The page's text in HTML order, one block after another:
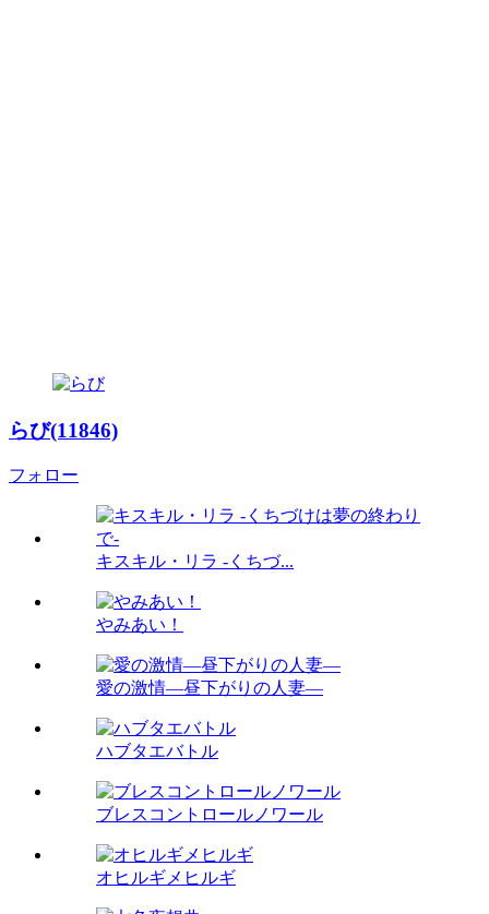
らび(11846)
フォロー
キスキル・リラ -くちづ...
やみあい！
愛の激情―昼下がりの人妻―
ハブタエバトル
ブレスコントロールノワール
オヒルギメヒルギ